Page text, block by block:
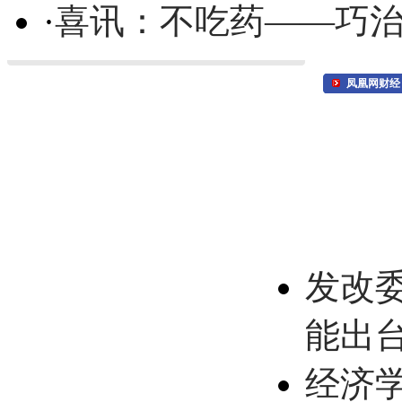
·喜讯：不吃药——巧
凤凰网财经
发改
能出
经济